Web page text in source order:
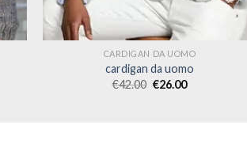
CARDIGAN DA UOMO
cardigan da uomo
€42.00 €26.00